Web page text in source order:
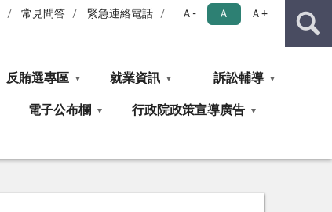
常見問答 緊急連絡電話 Ａ- Ａ Ａ+
反賄選專區 就業資訊 訴訟輔導
電子公布欄 行政院政策宣導廣告